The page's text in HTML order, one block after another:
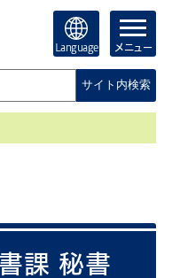
Language メニュー
サイト内検索
課 秘書